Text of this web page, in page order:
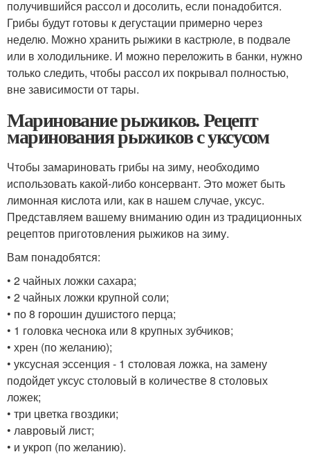
получившийся рассол и досолить, если понадобится.
Грибы будут готовы к дегустации примерно через
неделю. Можно хранить рыжики в кастрюле, в подвале
или в холодильнике. И можно переложить в банки, нужно
только следить, чтобы рассол их покрывал полностью,
вне зависимости от тары.
Маринование рыжиков. Рецепт
маринования рыжиков с уксусом
Чтобы замариновать грибы на зиму, необходимо
использовать какой-либо консервант. Это может быть
лимонная кислота или, как в нашем случае, уксус.
Представляем вашему вниманию один из традиционных
рецептов приготовления рыжиков на зиму.
Вам понадобятся:
• 2 чайных ложки сахара;
• 2 чайных ложки крупной соли;
• по 8 горошин душистого перца;
• 1 головка чеснока или 8 крупных зубчиков;
• хрен (по желанию);
• уксусная эссенция - 1 столовая ложка, на замену
подойдет уксус столовый в количестве 8 столовых
ложек;
• три цветка гвоздики;
• лавровый лист;
• и укроп (по желанию).